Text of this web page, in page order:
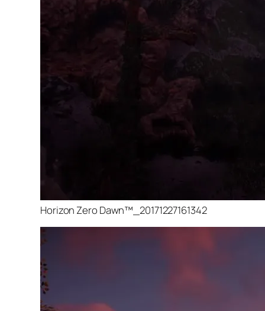
Horizon Zero Dawn™_20171227161342